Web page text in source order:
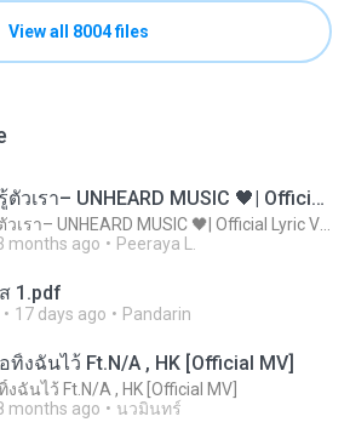
View all 8004 files
ไม่มีใครรู้ตัวเรา– UNHEARD MUSIC 🖤| Official Lyric Video | เพลงสู้ชีวิต
months ago Peeraya L.
1.pdf
17 days ago Pandarin
อทิ้งฉันไว้ Ft.N/A , HK [Official MV]
งฉันไว้ Ft.N/A , HK [Official MV]
months ago นวมินทร์